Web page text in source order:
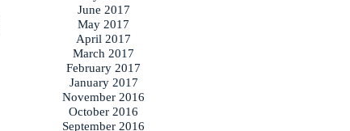
June 2017
May 2017
April 2017
March 2017
February 2017
January 2017
November 2016
October 2016
September 2016